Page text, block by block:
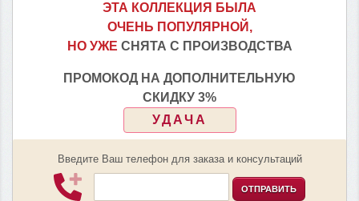
ЭТА КОЛЛЕКЦИЯ БЫЛА
ОЧЕНЬ ПОПУЛЯРНОЙ,
НО УЖЕ СНЯТА С ПРОИЗВОДСТВА
ПРОМОКОД НА ДОПОЛНИТЕЛЬНУЮ
СКИДКУ 3%
УДАЧА
Введите Ваш телефон для заказа и консультаций
ОТПРАВИТЬ